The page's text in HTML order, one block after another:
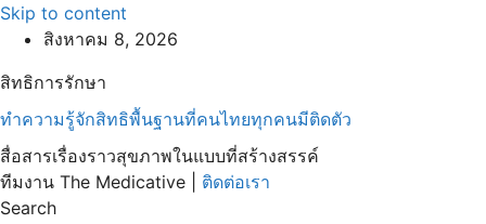
Skip to content
สิงหาคม 8, 2026
สิทธิการรักษา
ทำความรู้จักสิทธิพื้นฐานที่คนไทยทุกคนมีติดตัว
สื่อสารเรื่องราวสุขภาพในแบบที่สร้างสรรค์
ทีมงาน The Medicative | ติดต่อเรา
Search